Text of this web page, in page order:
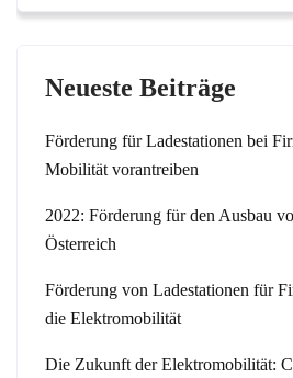
Neueste Beiträge
Förderung für Ladestationen bei
Mobilität vorantreiben
2022: Förderung für den Ausbau
Österreich
Förderung von Ladestationen für
die Elektromobilität
Die Zukunft der Elektromobilität: